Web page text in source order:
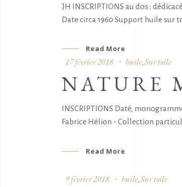
JH INSCRIPTIONS au dos :
Date circa 1960 Support huile sur
Read More
17 février 2018 huile, Sur toile
NATURE
INSCRIPTIONS Daté,
Fabrice Hélion - Collection
Read More
9 février 2018 huile Sur toile